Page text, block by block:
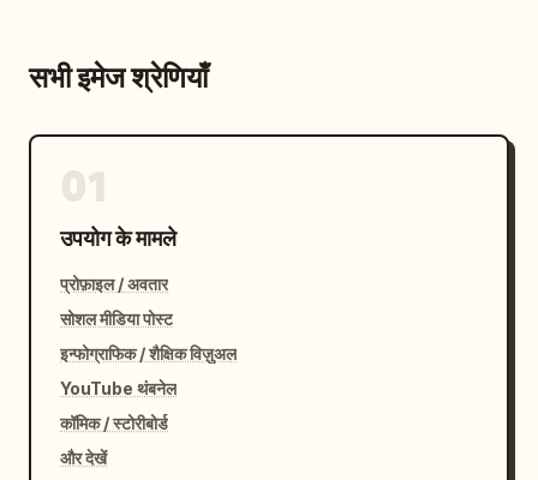
सभी इमेज श्रेणियाँ
उपयोग के मामले
प्रोफ़ाइल / अवतार
सोशल मीडिया पोस्ट
इन्फोग्राफिक / शैक्षिक विज़ुअल
YouTube थंबनेल
कॉमिक / स्टोरीबोर्ड
और देखें